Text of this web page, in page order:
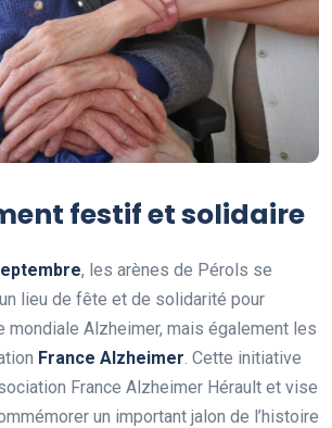
festif et solidaire
eptembre, les arènes de Pérols se
lieu de fête et de solidarité pour
mondiale Alzheimer, mais également les
France Alzheimer. Cette initiative
France Alzheimer Hérault et vise
un important jalon de l’histoire